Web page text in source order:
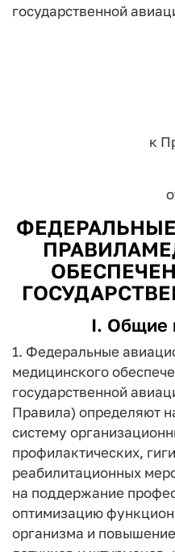
государственной
к
I. Общие
1. Федеральные
медицинского
государственной
Правила) определяют
систему
профилактических,
реабилитационных
на поддержание
оптимизацию
организма и